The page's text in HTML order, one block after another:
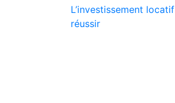
L’investissement
réussir